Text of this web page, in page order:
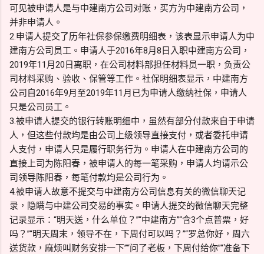
可见被申请人是与中建南方公司对账，买方为中建南方公司，
并非申请人。
2.申请人提交了历年社保参保缴费明细表，该表显示申请人为中
建南方公司员工。申请人于2016年8月8日入职中建南方公司，
2019年11月20日离职，在公司材料部担任材料员一职，负责公
司材料采购、验收、保管等工作。社保明细表显示，中建南方
公司自2016年9月至2019年11月已为申请人缴纳社保，申请人
只是公司员工。
3.被申请人提交的银行转账明细中，虽然有部分付款来自于申请
人，但这些付款均是由公司上级领导直接支付，或者委托申请
人支付，申请人只是履行职务行为。申请人在中建南方公司的
直接上司为陈阳春，被申请人的每一笔采购，申请人均请示公
司领导陈阳春，每笔付款均是公司行为。
4.被申请人故意不提交与中建南方公司信息有关的微信聊天记
录，隐瞒与中建公司交易的事实。申请人提交的微信聊天完整
记录显示：“明天送，什么单位？”“中建南方”“含3个点普票，好
吗？”“明天周末，领导不在，下周付可以吗？”“罗总你好，周六
送货款，麻烦叫财务安排一下”“问了老板，下周付给你”“准备下